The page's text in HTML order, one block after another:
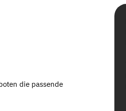
die passende